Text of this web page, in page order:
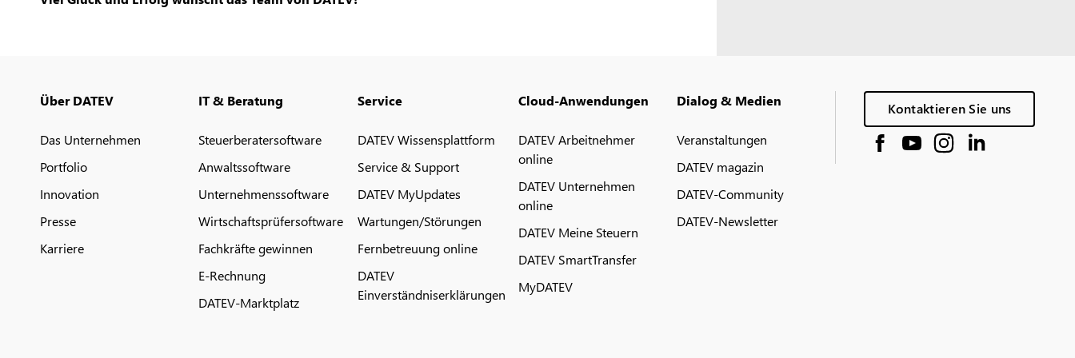
Über DATEV
Das Unternehmen
Portfolio
Innovation
Presse
Karriere
IT & Beratung
Steuerberatersoftware
Anwaltssoftware
Unternehmenssoftware
Wirtschaftsprüfersoftware
Fachkräfte gewinnen
E-Rechnung
DATEV-Marktplatz
Service
DATEV Wissensplattform
Service & Support
DATEV MyUpdates
Wartungen/Störungen
Fernbetreuung online
DATEV
Einverständniserklärungen
Cloud-Anwendungen
DATEV Arbeitnehmer
online
DATEV Unternehmen
online
DATEV Meine Steuern
DATEV SmartTransfer
MyDATEV
Dialog & Medien
Veranstaltungen
DATEV magazin
DATEV-Community
DATEV-Newsletter
Kontaktieren Sie uns